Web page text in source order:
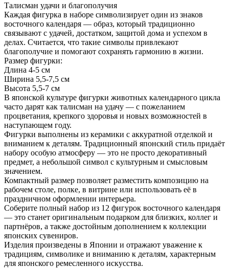
Талисман удачи и благополучия
Каждая фигурка в наборе символизирует один из знаков
восточного календаря — образ, который традиционно
связывают с удачей, достатком, защитой дома и успехом в
делах. Считается, что такие символы привлекают
благополучие и помогают сохранять гармонию в жизни.
Размер фигурки:
Длина 4-5 см
Ширина 5,5-7,5 см
Высота 5,5-7 см
В японской культуре фигурки животных календарного цикла
часто дарят как талисман на удачу — с пожеланием
процветания, крепкого здоровья и новых возможностей в
наступающем году.
Фигурки выполнены из керамики с аккуратной отделкой и
вниманием к деталям. Традиционный японский стиль придаёт
набору особую атмосферу — это не просто декоративный
предмет, а небольшой символ с культурным и смысловым
значением.
Компактный размер позволяет разместить композицию на
рабочем столе, полке, в витрине или использовать её в
праздничном оформлении интерьера.
Соберите полный набор из 12 фигурок восточного календаря
— это станет оригинальным подарком для близких, коллег и
партнёров, а также достойным дополнением к коллекции
японских сувениров.
Изделия произведены в Японии и отражают уважение к
традициям, символике и вниманию к деталям, характерным
для японского ремесленного искусства.